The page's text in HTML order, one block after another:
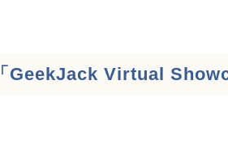
「GeekJack Virtual